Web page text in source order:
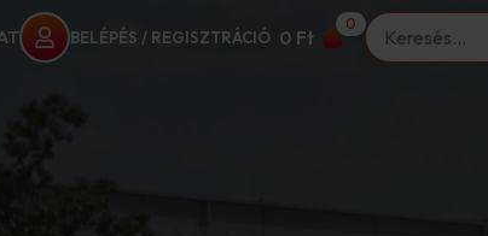
BELÉPÉS / REGISZTRÁCIÓ 0 Ft
0 Keresés